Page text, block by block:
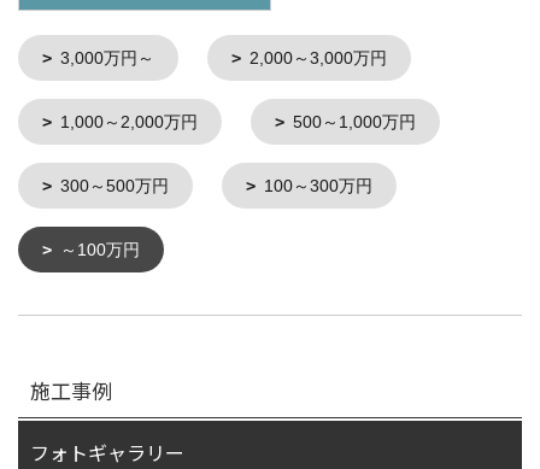
3,000万円～ 2,000～3,000万円
1,000～2,000万円 500～1,000万円
300～500万円 100～300万円
～100万円
施工事例
フォトギャラリー